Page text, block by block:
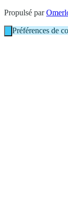
Propulsé par
Préférences de